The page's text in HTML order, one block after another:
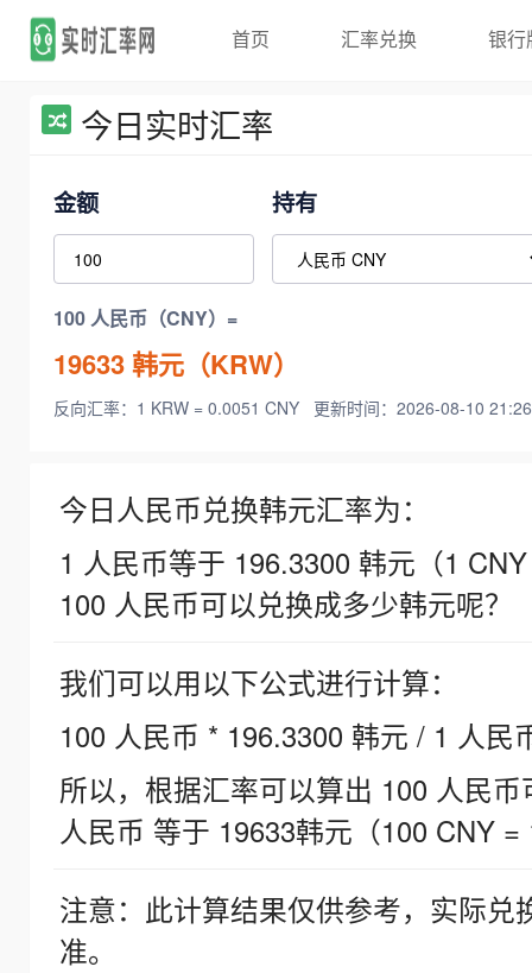
首页 汇率兑换 银行
今日实时汇率
金额 持有
100 人民币（CNY）=
19633韩元（KRW）
反向汇率：1 KRW = 0.0051 CNY 更新时间：2026-08-10
今日人民币兑换韩元汇率为：
1 人民币等于 196.3300 韩元（1
100 人民币可以兑换成多少韩元呢？
我们可以用以下公式进行计算：
100 人民币 * 196.3300 韩元 / 1 人民
所以，根据汇率可以算出 100 人民
人民币 等于 19633韩元（100 CNY =
注意：此计算结果仅供参考，实际
准。